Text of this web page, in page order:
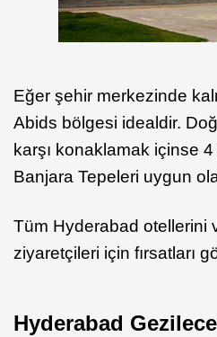
Eğer şehir merkezinde
Abids bölgesi idealdir.
karşı konaklamak içinse
Banjara Tepeleri uygun
Tüm Hyderabad otellerini
ziyaretçileri için fırsatları
Hyderabad